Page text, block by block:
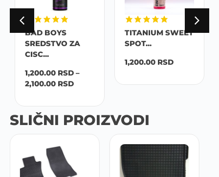
BAD BOYS
SREDSTVO ZA
CISC...
1,200.00 RSD –
2,100.00 RSD
TITANIUM SWEET
SPOT...
1,200.00 RSD
SLIČNI PROIZVODI